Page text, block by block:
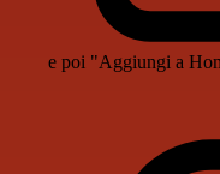
e poi "Aggiungi a